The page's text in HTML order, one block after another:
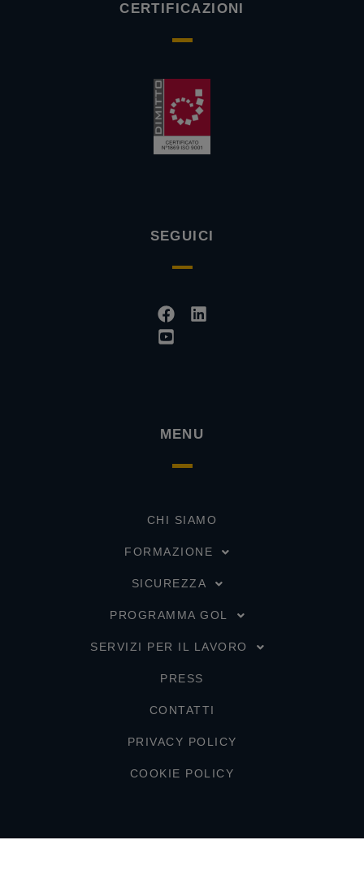
CERTIFICAZIONI
SEGUICI
Facebook
Linkedin
Youtube-
square
MENU
CHI SIAMO
FORMAZIONE
SICUREZZA
PROGRAMMA GOL
SERVIZI PER IL LAVORO
PRESS
CONTATTI
PRIVACY POLICY
COOKIE POLICY